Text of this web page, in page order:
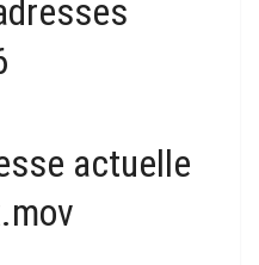
actuelle